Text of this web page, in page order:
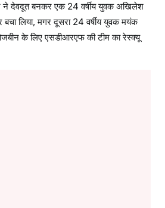
ने देवदूत बनकर एक 24 वर्षीय युवक अखिलेश
लिया, मगर दूसरा 24 वर्षीय युवक मयंक
के लिए एसडीआरएफ की टीम का रेस्क्यू